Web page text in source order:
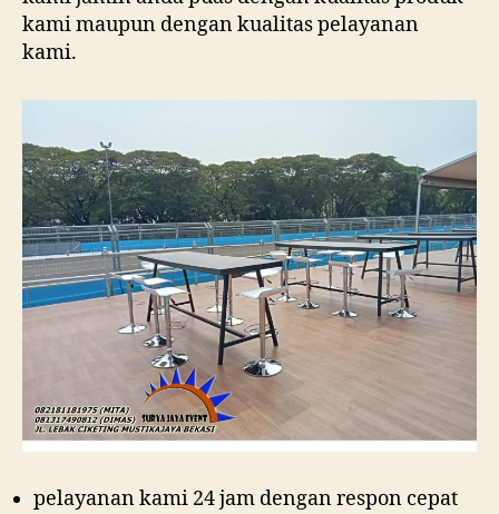
kami maupun dengan kualitas pelayanan
kami.
pelayanan kami 24 jam dengan respon cepat